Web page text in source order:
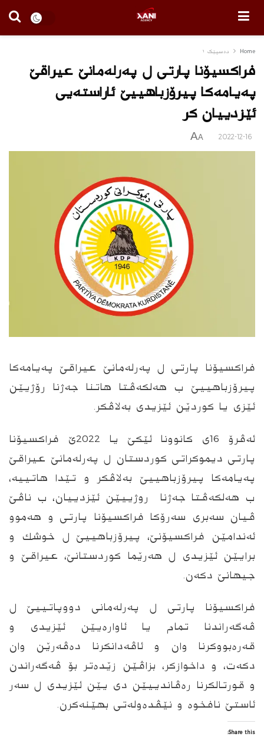
Home دەسپێک ١
فراكسیۆنا پارتى ل په‌رله‌مانێ عیراقێ
په‌یامه‌كا پیرۆزباهییێ ئاراسته‌یى
ئێزدییان كر
2022-12-16
A
A
فراكسیۆنا پارتى ل په‌رله‌مانێ عیراقێ په‌یامه‌كا
پیرۆزباهییێ ب هه‌لكه‌ڤتا هاتنا جه‌ژنا رۆژیێن
ئێزى یا كوردێن ئێزیدى به‌لاڤكر.
ئه‌ڤرۆ 16ى كانوونا ئێكێ یا 2022ێ فراكسیۆنا
پارتى دیموكراتى كوردستان ل په‌رله‌مانێ عیراقێ
په‌یامه‌كا پیرۆزباهییێ به‌لاڤكر و تێدا هاتییه‌،
ب هه‌لكه‌ڤتا جه‌ژنا روژییێن ئێزدییان، ب ناڤێ
ڤیان سه‌برى سه‌رۆكا فراكسیۆنا پارتى و هه‌موو
ئه‌ندامێن فراكسیۆنێ، پیرۆزباهییێ ل خوشك و
برایێن ئێزیدى ل هه‌رێما كوردستانێ، عیراقێ و
جیهانێ دكه‌ن.
فراكسیۆنا پارتى ل په‌رله‌مانى دووپاتییێ ل
ڤه‌گه‌راندنا تمام یا ئاواره‌یێن ئێزیدى و
قه‌ره‌بووكرنا وان و ئاڤه‌دانكرنا ده‌ڤه‌رێن وان
دكه‌ت، و داخوازكر، بزاڤێن زێده‌تر بۆ ڤه‌گه‌راندن
و قورتالكرنا ره‌ڤاندییێن دى یێن ئێزیدى ل سه‌ر
ئاستێ نافخوه‌ و نێڤده‌وله‌تى بهێنه‌كرن.
Share this: